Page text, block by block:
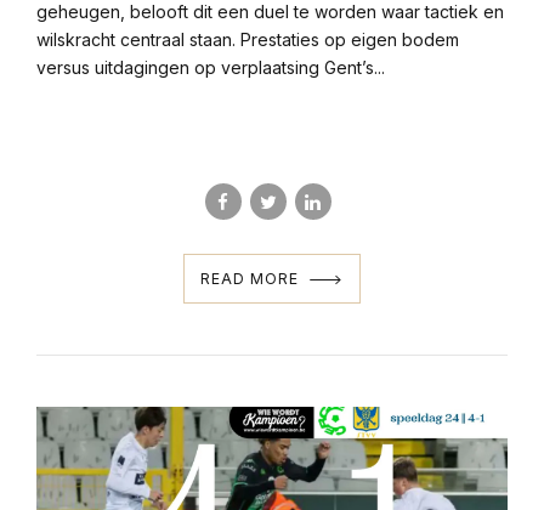
geheugen, belooft dit een duel te worden waar tactiek en
wilskracht centraal staan. Prestaties op eigen bodem
versus uitdagingen op verplaatsing Gent’s...
READ MORE